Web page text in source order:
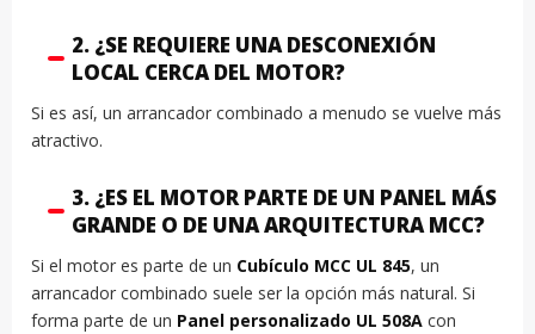
2. ¿SE REQUIERE UNA DESCONEXIÓN
LOCAL CERCA DEL MOTOR?
Si es así, un arrancador combinado a menudo se vuelve más
atractivo.
3. ¿ES EL MOTOR PARTE DE UN PANEL MÁS
GRANDE O DE UNA ARQUITECTURA MCC?
Si el motor es parte de un Cubículo MCC UL 845, un
arrancador combinado suele ser la opción más natural. Si
forma parte de un Panel personalizado UL 508A con